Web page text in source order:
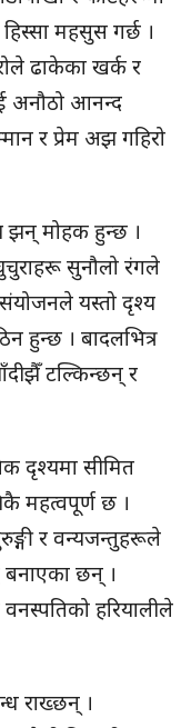
महसुस गर्छ ।
ढाकेका खर्क र
अनौठो आनन्द
र प्रेम अझ गहिरो
झन् मोहक हुन्छ ।
सुनौलो रंगले
संयोजनले यस्तो दृश्य
हुन्छ । बादलभित्र
टल्किन्छन् र
दृश्यमा सीमित
महत्वपूर्ण छ ।
र वन्यजन्तुहरूले
बनाएका छन् ।
हरियालीले
राख्छन् ।